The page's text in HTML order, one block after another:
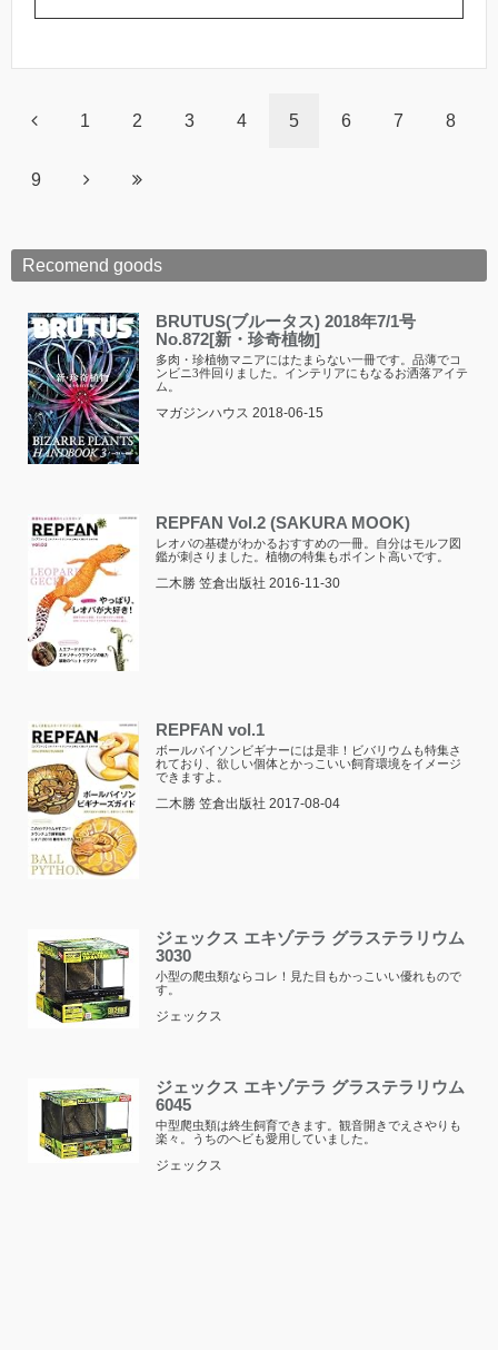
1 2 3 4 5 6 7 8
9
Recomend goods
BRUTUS(ブルータス) 2018年7/1号
No.872[新・珍奇植物]
多肉・珍植物マニアにはたまらない一冊です。品薄でコ
ンビニ3件回りました。インテリアにもなるお洒落アイテ
ム。
マガジンハウス 2018-06-15
REPFAN Vol.2 (SAKURA MOOK)
レオパの基礎がわかるおすすめの一冊。自分はモルフ図
鑑が刺さりました。植物の特集もポイント高いです。
二木勝 笠倉出版社 2016-11-30
REPFAN vol.1
ボールパイソンビギナーには是非！ビバリウムも特集さ
れており、欲しい個体とかっこいい飼育環境をイメージ
できますよ。
二木勝 笠倉出版社 2017-08-04
ジェックス エキゾテラ グラステラリウム
3030
小型の爬虫類ならコレ！見た目もかっこいい優れもので
す。
ジェックス
ジェックス エキゾテラ グラステラリウム
6045
中型爬虫類は終生飼育できます。観音開きでえさやりも
楽々。うちのヘビも愛用していました。
ジェックス